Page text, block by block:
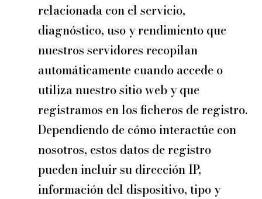
relacionada con el servicio,
diagnóstico, uso y rendimiento que
nuestros servidores recopilan
automáticamente cuando accede o
utiliza nuestro sitio web y que
registramos en los ficheros de registro.
Dependiendo de cómo interactúe con
nosotros, estos datos de registro
pueden incluir su dirección IP,
información del dispositivo, tipo y